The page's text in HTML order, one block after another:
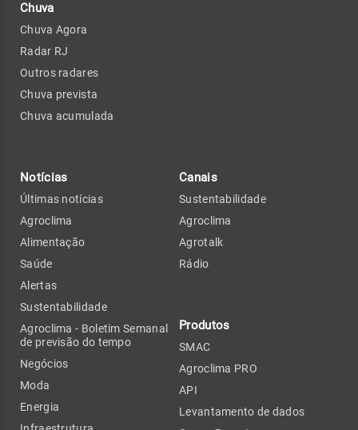
Chuva
Chuva Agora
Radar RJ
Outros radares
Chuva prevista
Chuva acumulada
Notícias
Últimas notícias
Agroclima
Alimentação
Saúde
Alertas
Sustentabilidade
Agroclima - Boletim Semanal
de previsão do tempo
Negócios
Moda
Energia
Canais
Sustentabilidade
Agroclima
Agrotalk
Rádio
Produtos
SMAC
Agroclima PRO
API
Levantamento de dados